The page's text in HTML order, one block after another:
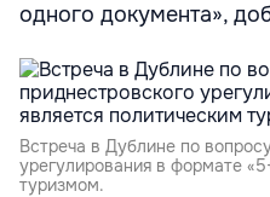
одного документа»,
Встреча в Дублине по
урегулирования в формате
туризмом.